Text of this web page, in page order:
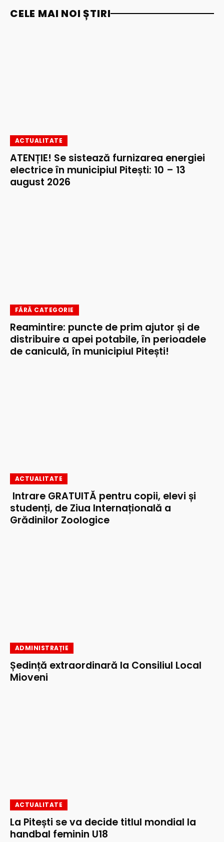
CELE MAI NOI ȘTIRI
ACTUALITATE
ATENȚIE! Se sistează furnizarea energiei
electrice în municipiul Pitești: 10 – 13
august 2026
FĂRĂ CATEGORIE
Reamintire: puncte de prim ajutor și de
distribuire a apei potabile, în perioadele
de caniculă, în municipiul Pitești!
ACTUALITATE
Intrare GRATUITĂ pentru copii, elevi și
studenți, de Ziua Internațională a
Grădinilor Zoologice
ADMINISTRAȚIE
Ședință extraordinară la Consiliul Local
Mioveni
ACTUALITATE
La Pitești se va decide titlul mondial la
handbal feminin U18